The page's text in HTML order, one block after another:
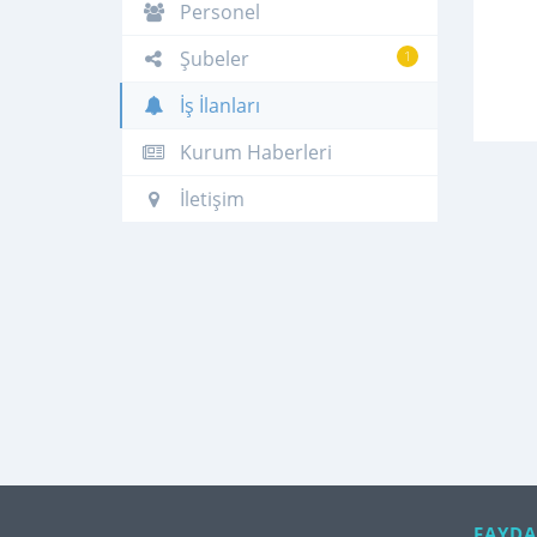
Personel
1
Şubeler
İş İlanları
Kurum Haberleri
İletişim